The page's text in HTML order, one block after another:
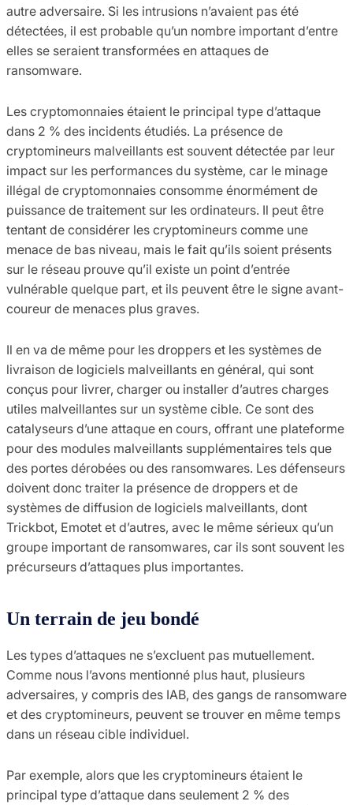
autre adversaire. Si les intrusions n’avaient pas été
détectées, il est probable qu’un nombre important d’entre
elles se seraient transformées en attaques de
ransomware.
Les cryptomonnaies étaient le principal type d’attaque
dans 2 % des incidents étudiés. La présence de
cryptomineurs malveillants est souvent détectée par leur
impact sur les performances du système, car le minage
illégal de cryptomonnaies consomme énormément de
puissance de traitement sur les ordinateurs. Il peut être
tentant de considérer les cryptomineurs comme une
menace de bas niveau, mais le fait qu’ils soient présents
sur le réseau prouve qu’il existe un point d’entrée
vulnérable quelque part, et ils peuvent être le signe avant-
coureur de menaces plus graves.
Il en va de même pour les droppers et les systèmes de
livraison de logiciels malveillants en général, qui sont
conçus pour livrer, charger ou installer d’autres charges
utiles malveillantes sur un système cible. Ce sont des
catalyseurs d’une attaque en cours, offrant une plateforme
pour des modules malveillants supplémentaires tels que
des portes dérobées ou des ransomwares. Les défenseurs
doivent donc traiter la présence de droppers et de
systèmes de diffusion de logiciels malveillants, dont
Trickbot, Emotet et d’autres, avec le même sérieux qu’un
groupe important de ransomwares, car ils sont souvent les
précurseurs d’attaques plus importantes.
Un terrain de jeu bondé
Les types d’attaques ne s’excluent pas mutuellement.
Comme nous l’avons mentionné plus haut, plusieurs
adversaires, y compris des IAB, des gangs de ransomware
et des cryptomineurs, peuvent se trouver en même temps
dans un réseau cible individuel.
Par exemple, alors que les cryptomineurs étaient le
principal type d’attaque dans seulement 2 % des